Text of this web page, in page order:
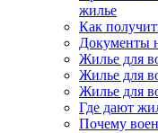
жилье
Как
Документы
Жилье для
Жилье для
Жилье для
Где дают
Почему